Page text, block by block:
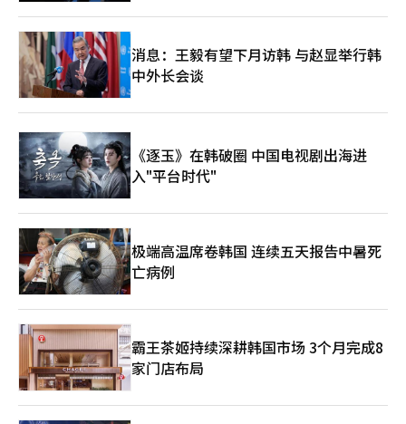
消息：王毅有望下月访韩 与赵显举行韩
中外长会谈
《逐玉》在韩破圈 中国电视剧出海进
入"平台时代"
极端高温席卷韩国 连续五天报告中暑死
亡病例
霸王茶姬持续深耕韩国市场 3个月完成8
家门店布局